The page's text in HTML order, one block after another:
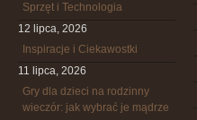
Sprzęt i Technologia
12 lipca, 2026
Inspiracje i Ciekawostki
11 lipca, 2026
Gry dla dzieci na rodzinny
wieczór: jak wybrać je mądrze